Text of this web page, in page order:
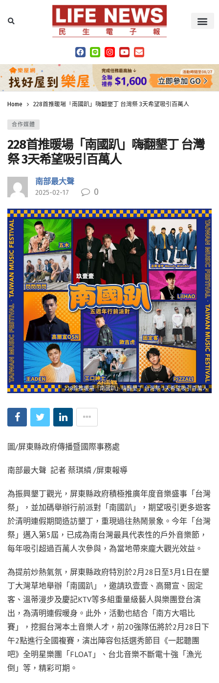
Home 228首推暖場「南國趴」嗨翻墾丁 台灣祭 3天希望吸引百萬人
合作媒體
228首推暖場「南國趴」嗨翻墾丁 台灣
祭 3天希望吸引百萬人
南部最大聲
2025-02-17 0
228首推暖場「南國趴」嗨翻墾丁 台灣祭 3天希望吸引百萬人
圖/屏東縣政府傳播暨國際事務處
南部最大聲 記者 蔡琪繗 /屏東報導
為振興墾丁觀光，屏東縣政府積極推廣年度音樂盛事「台灣
祭」，並加碼舉辦行前派對「南國趴」，期望吸引更多遊客
於清明連假期間造訪墾丁，重現過往熱鬧景象。今年「台灣
祭」邁入第5屆，已成為南台灣最具代表性的戶外音樂節，
每年吸引超過百萬人次參與，為當地帶來龐大觀光效益。
為提前炒熱氣氛，屏東縣政府特別於2月28日至3月1日在墾
丁大灣草地舉辦「南國趴」，邀請玖壹壹、高爾宣、固定
客、溫蒂漫步及慶記KTV等多組重量級藝人與樂團登台演
出，為清明連假暖身。此外，活動也結合「南方大唱比
賽」，挖掘台灣本土音樂人才，前20強隊伍將於2月28日下
午2點進行全國複賽，演出陣容包括選秀節目《一起聽團
吧》全明星樂團「FLOAT」、台北音樂不斷電十強「漁光
倒」等，精彩可期。